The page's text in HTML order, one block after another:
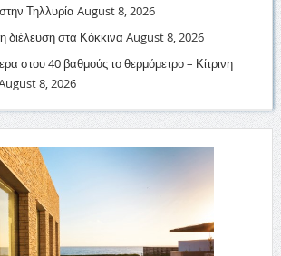
Τηλλυρία August 8, 2026
στα Κόκκινα August 8, 2026
στου 40 βαθμούς το θερμόμετρο – Κίτρινη
8, 2026